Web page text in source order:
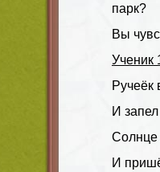
парк?
Вы
Ученик
Ручеёк
И
Солнце
И